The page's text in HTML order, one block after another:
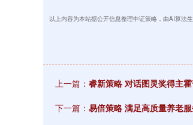
以上内容为本站据公开信息整理中证策略，由AI算法
上一篇： 睿新策略 对话图灵奖得主
下一篇： 易倍策略 满足高质量养老